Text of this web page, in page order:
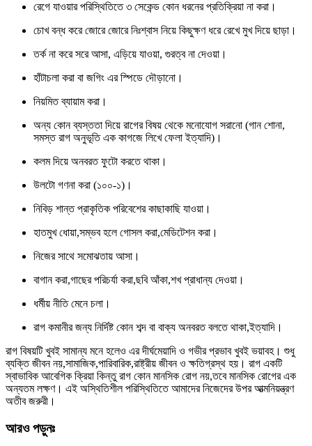
রেগে যাওয়ার পরিস্থিতিতে ৩ সেকেন্ড কোন ধরনের প্রতিক্রিয়া না করা।
চোখ বন্ধ করে জোরে জোরে নিঃশ্বাস নিয়ে কিছুক্ষণ ধরে রেখে মুখ দিয়ে ছাড়া।
তর্ক না করে সরে আসা, এড়িয়ে যাওয়া, গুরত্ব না দেওয়া।
হাঁটাচলা করা বা জগিং এর স্পিডে দৌড়ানো।
নিয়মিত ব্যায়াম করা।
অন্য কোন ব্যস্ততা দিয়ে রাগের বিষয় থেকে মনোযোগ সরানো (গান শোনা,
সমস্ত রাগ অনুভূতি এক কাগজে লিখে ফেলা ইত্যাদি)।
কলম দিয়ে অনবরত ফুটো করতে থাকা।
উলটো গণনা করা (১০০-১)।
নিবিড় শান্ত প্রাকৃতিক পরিবেশের কাছাকাছি যাওয়া।
হাতমুখ ধোয়া,সম্ভব হলে গোসল করা,মেডিটেশন করা।
নিজের সাথে সমোঝতায় আসা।
বাগান করা,গাছের পরিচর্যা করা,ছবি আঁকা,শখ প্রাধান্য দেওয়া।
ধর্মীয় নীতি মেনে চলা।
রাগ কমানীর জন্য নির্দিষ্ট কোন শব্দ বা বাক্য অনবরত বলতে থাকা,ইত্যাদি।
রাগ বিষয়টি খুবই সামান্য মনে হলেও এর দীর্ঘমেয়াদি ও গভীর প্রভাব খুবই ভয়াবহ। শুধু
ব্যক্তি জীবন নয়,সামাজিক,পারিবারিক,রাষ্ট্রীয় জীবন ও ক্ষতিগ্রস্থ হয়। রাগ একটি
স্বাভাবিক আবেগিক ক্রিয়া কিন্তু রাগ কোন মানসিক রোগ নয়,তবে মানসিক রোগের এক
অন্যতম লক্ষণ। এই অস্থিতিশীল পরিস্থিতিতে আমাদের নিজেদের উপর আত্মনিয়ন্ত্রণ
অতীব জরুরী।
আরও পড়ুনঃ